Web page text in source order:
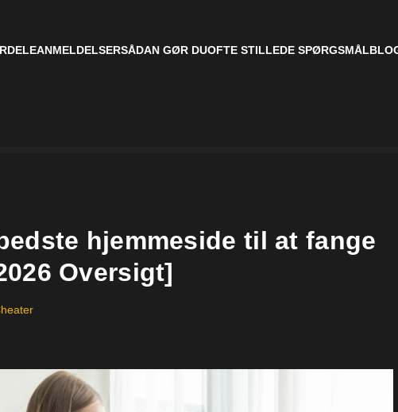
ANMELDELSERSÅDAN GØR DUOFTE STILLEDE SPØRGSMÅL
hjemmeside til at fange
Oversigt]